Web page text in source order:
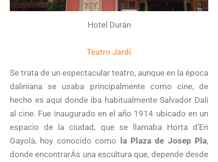
Hotel Durán
Teatro Jardí
Se trata de un espectacular teatro, aunque en la época
daliniana se usaba principalmente como cine, de
hecho es aquí donde iba habitualmente Salvador Dalí
al cine. Fue inaugurado en el año 1914 ubicado en un
espacio de la ciudad, que se llamaba Horta d’En
Gayolà, hoy conocido como la Plaza de Josep Pla,
donde encontrarÁs una escultura que, depende desde